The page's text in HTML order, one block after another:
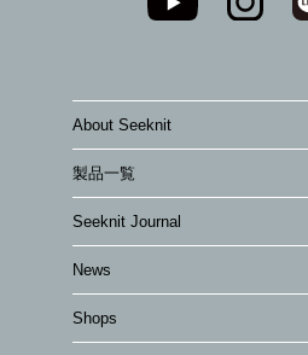
About Seeknit
製品一覧
Seeknit Journal
News
Shops